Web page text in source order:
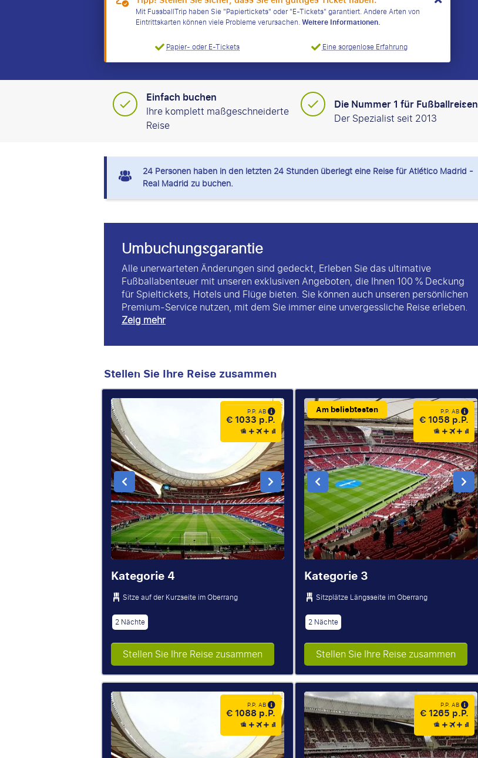
Mit FussballTrip haben Sie "Papiertickets" oder "E-Tickets" garantiert. Andere Arten von
Eintrittskarten können viele Probleme verursachen.Weitere Informationen.
Papier- oder E-Tickets
Eine sorgenlose Erfahrung
Einfach buchen
Ihre komplett maßgeschneiderte
Reise
Die Nummer 1 für Fußballreisen
Der Spezialist seit 2013
24 Personen haben in den letzten 24 Stunden überlegt eine Reise für Atlético Madrid -
Real Madrid zu buchen.
Umbuchungsgarantie
Alle unerwarteten Änderungen sind gedeckt, Erleben Sie das ultimative
Fußballabenteuer mit unseren exklusiven Angeboten, die Ihnen 100 % Deckung
für Spieltickets, Hotels und Flüge bieten. Sie können auch unseren persönlichen
Premium-Service nutzen, mit dem Sie immer eine unvergessliche Reise erleben.
Zeig mehr
Stellen Sie Ihre Reise zusammen
P.P. AB
€ 1033 p.P.
Kategorie 4
Sitze auf der Kurzseite im Oberrang
2 Nächte
Stellen Sie Ihre Reise zusammen
Am beliebtesten P.P. AB
€ 1058 p.P.
Kategorie 3
Sitzplätze Längsseite im Oberrang
2 Nächte
Stellen Sie Ihre Reise zusammen
P.P. AB
€ 1088 p.P. P.P. AB
€ 1265 p.P.